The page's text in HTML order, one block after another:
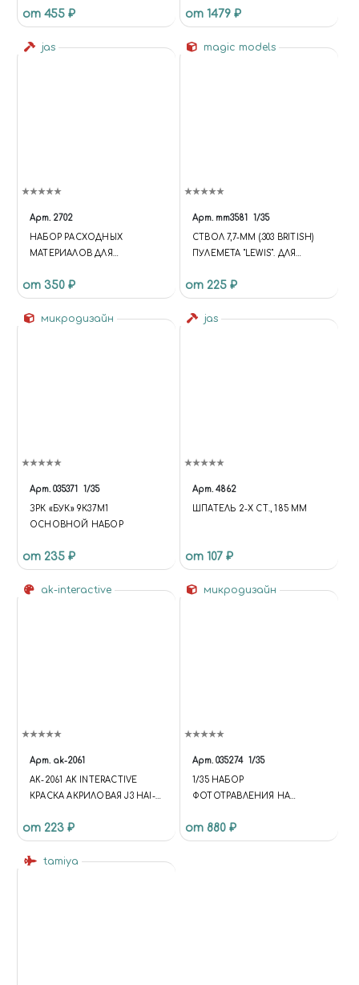
от 455 ₽ от 1479 ₽
jas
Арт. 2702
НАБОР РАСХОДНЫХ
МАТЕРИАЛОВ ДЛЯ
JAS 2702
от 350 ₽
magic models
Арт. mm3581 1/35
СТВОЛ 7,7-ММ (.303 BRITISH)
ПУЛЕМЕТА "LEWIS". ДЛЯ
от 225 ₽
микродизайн
Арт. 035371 1/35
ЗРК «БУК» 9К37М1
ОСНОВНОЙ НАБОР
от 235 ₽
jas
Арт. 4862
ШПАТЕЛЬ 2-Х СТ., 185 ММ
от 107 ₽
ak-interactive
Арт. ak-2061
AK-2061 AK INTERACTIVE
КРАСКА АКРИЛОВАЯ J3 HAI-
от 223 ₽
микродизайн
Арт. 035274 1/35
1/35 НАБОР
ФОТОТРАВЛЕНИЯ НА
(ЗВЕЗДА)
от 880 ₽
tamiya